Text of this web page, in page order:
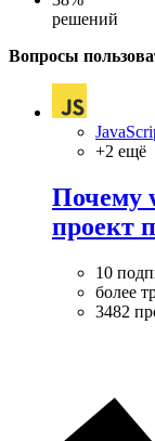
решений
Вопросы
+2 ещё
Почему
проект
10
более
3482